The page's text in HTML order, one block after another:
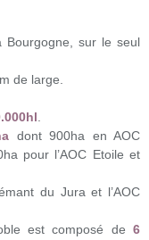
Bourgogne, sur le seul
de large.
dont 900ha en AOC
pour l’AOC Etoile et
du Jura et l’AOC
est composé de 6